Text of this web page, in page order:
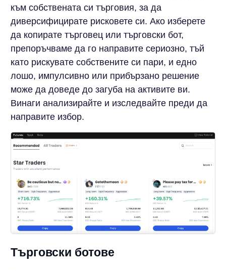
към собствената си търговия, за да
диверсифицирате рисковете си. Ако изберете
да копирате търговец или търговски бот,
препоръчваме да го направите сериозно, тъй
като рискувате собствените си пари, и едно
лошо, импулсивно или прибързано решение
може да доведе до загуба на активите ви.
Винаги анализирайте и изследвайте преди да
направите избор.
Търговски ботове